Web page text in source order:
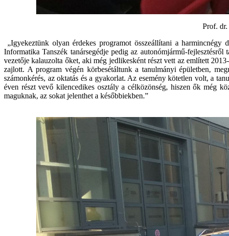
Prof. dr.
„Igyekeztünk olyan érdekes programot összeállítani a
Informatika Tanszék tanársegédje pedig az autonómjármű-
vezetője kalauzolta őket, aki még jedlikesként részt vett az említett
zajlott. A program végén körbesétáltunk a tanulmányi épületben,
számonkérés, az oktatás és a gyakorlat. Az esemény kötetlen volt, a
éven részt vevő kilencedikes osztály a célközönség, hiszen ők még
maguknak, az sokat jelenthet a későbbiekben.”